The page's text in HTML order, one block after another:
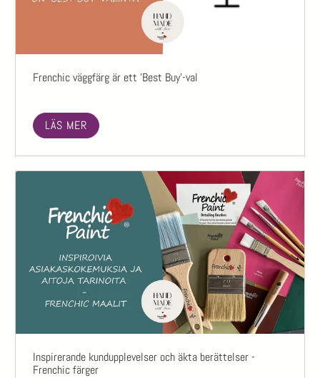
Frenchic väggfärg är ett 'Best Buy'-val
LÄS MER
Inspirerande kundupplevelser och äkta berättelser -
Frenchic färger